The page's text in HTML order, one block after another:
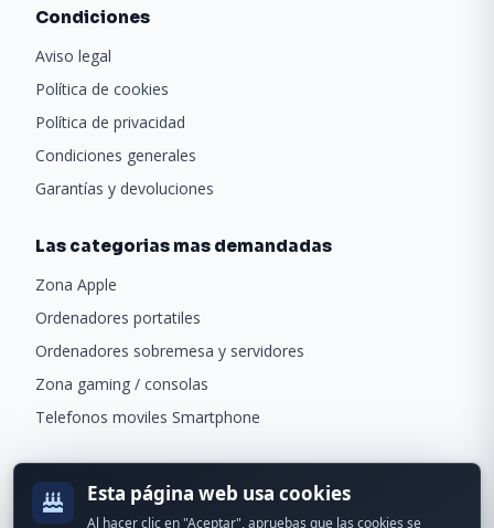
Condiciones
Aviso legal
Política de cookies
Política de privacidad
Condiciones generales
Garantías y devoluciones
Las categorias mas demandadas
Zona Apple
Ordenadores portatiles
Ordenadores sobremesa y servidores
Zona gaming / consolas
Telefonos moviles Smartphone
Recibe ofertas exclusivas y novedades.
Esta página web usa cookies
Al hacer clic en "Aceptar", apruebas que las cookies se